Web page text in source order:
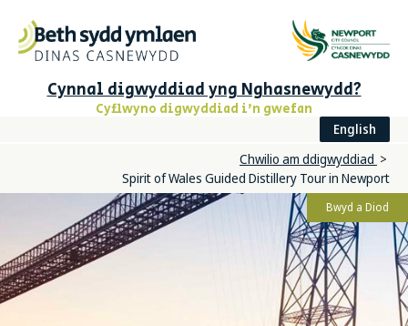
Cynnal digwyddiad yng Nghasnewydd?
Cyflwyno digwyddiad i'n gwefan
English
Chwilio am ddigwyddiad
Spirit of Wales Guided Distillery Tour in Newport
Bwyd a Diod